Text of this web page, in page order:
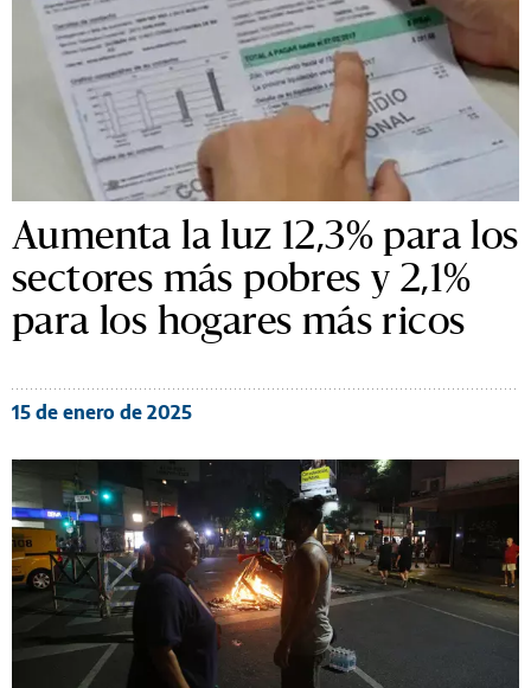
Aumenta la luz 12,3% para los
sectores más pobres y 2,1%
para los hogares más ricos
15 de enero de 2025